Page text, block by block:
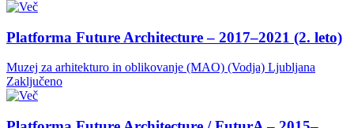
Platforma Future Architecture – 2017–2021 (2. leto)
Muzej za arhitekturo in oblikovanje (MAO) (Vodja) Ljubljana
Zaključeno